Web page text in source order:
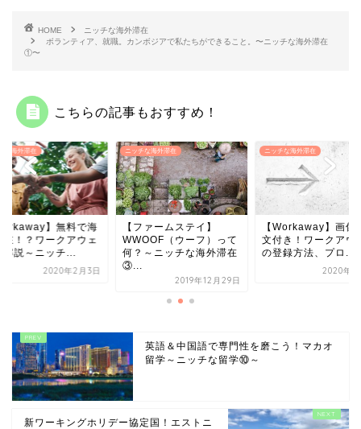
HOME
ニッチな海外滞在
ボランティア、就職。カンボジアで私たちができること。〜ニッチな海外滞在
①〜
こちらの記事もおすすめ！
な海外滞在
】無料で海
在！？ワークアウェ
解説～ニッチ...
2020年2月3日
ニッチな海外滞在
【ファームステイ】
WWOOF（ウーフ）って
何？～ニッチな海外滞在
③...
2019年12月29日
ニッチな海外滞在
【Workaway】画像
文付き！ワークアウ
の登録方法、プロ...
2020年2
英語＆中国語で専門性を磨こう！マカオ
留学～ニッチな留学⑩～
新ワーキングホリデー協定国！エストニ